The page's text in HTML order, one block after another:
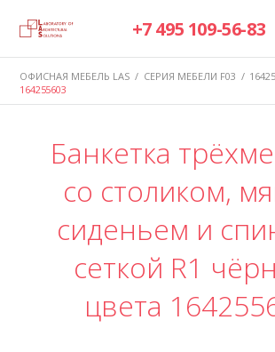
+7 495 109-56-83
ОФИСНАЯ МЕБЕЛЬ LAS / СЕРИЯ МЕБЕЛИ F03 /
164255603
Банкетка
со столиком,
сиденьем и
сеткой R1
цвета